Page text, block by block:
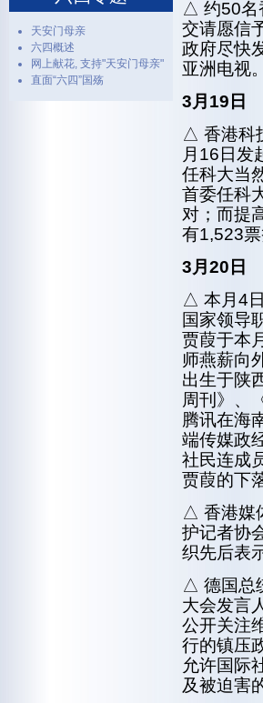
△ 约50名
交请愿信
政府尽快
亚洲电视。
3月19日
△ 香港科
月16日发
任科大当
首委任科
对；而提
有1,523票
3月20日
△ 本月4
国家领导
贾葭于本
师燕薪向
出生于陕
周刊》、
腾讯在海
端传媒政
社民连成
贾葭的下
△ 香港媒
护记者协
织先后表
△ 德国总
大会发言
公开关注
行的镇压
允许国际
及被迫害
天安门母亲
六四概述
网上献花, 支持"天安门母亲"
直面“六四”国殇